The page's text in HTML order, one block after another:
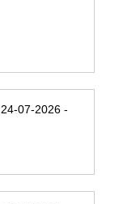
07-2026 -